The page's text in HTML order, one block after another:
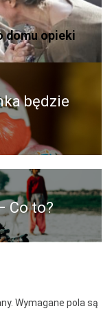
domu opieki
będzie
Co to?
Wymagane pola są